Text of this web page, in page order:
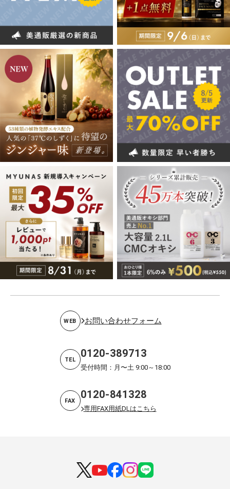
WEB お問い合わせフォーム
TEL 0120-389713
受付時間：月〜土 9:00～18:00
FAX 0120-841328
専用FAX用紙DLはこちら